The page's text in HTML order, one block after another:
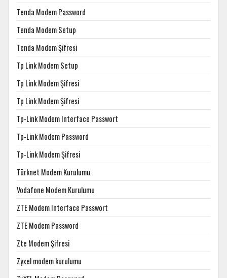
Tenda Modem Password
Tenda Modem Setup
Tenda Modem Şifresi
Tp Link Modem Setup
Tp Link Modem Şifresi
Tp Link Modem Şifresi
Tp-Link Modem Interface Passwort
Tp-Link Modem Password
Tp-Link Modem Şifresi
Türknet Modem Kurulumu
Vodafone Modem Kurulumu
ZTE Modem Interface Passwort
ZTE Modem Password
Zte Modem Şifresi
Zyxel modem kurulumu